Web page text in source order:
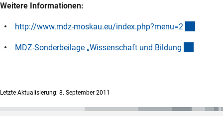
Weitere Informationen:
http://www.mdz-moskau.eu/index.php?menu=2
MDZ-Sonderbeilage „Wissenschaft und Bildung
Letzte Aktualisierung: 8. September 2011